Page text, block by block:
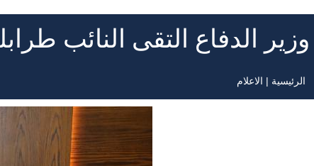
وزير الدفاع التقى النائب
مسار
الرئيسية الاعلام